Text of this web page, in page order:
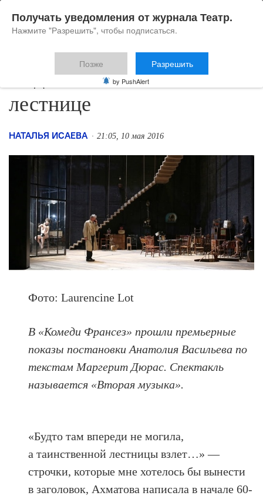
Подняться по этой
лестнице
НАТАЛЬЯ ИСАЕВА 21:05, 10 мая 2016
Фото: Laurencine Lot
В «Комеди Франсез» прошли премьерные
показы постановки Анатолия Васильева по
текстам Маргерит Дюрас. Спектакль
называется «Вторая музыка».
«Будто там впереди не могила,
а таинственной лестницы взлет…» —
строчки, которые мне хотелось бы вынести
в заголовок, Ахматова написала в начале 60-
Получать уведомления от журнала Театр.
Нажмите "Разрешить", чтобы подписаться.
Позже Разрешить
by PushAlert